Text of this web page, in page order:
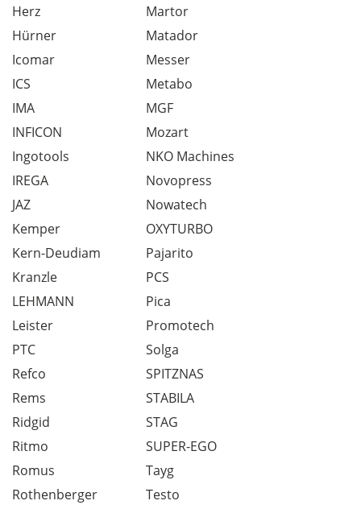
Herz
Hürner
Icomar
ICS
IMA
INFICON
Ingotools
IREGA
JAZ
Kemper
Kern-Deudiam
Kranzle
LEHMANN
Leister
Martor
Matador
Messer
Metabo
MGF
Mozart
NKO Machines
Novopress
Nowatech
OXYTURBO
Pajarito
PCS
Pica
Promotech
PTC
Refco
Rems
Ridgid
Ritmo
Romus
Rothenberger
Solga
SPITZNAS
STABILA
STAG
SUPER-EGO
Tayg
Testo